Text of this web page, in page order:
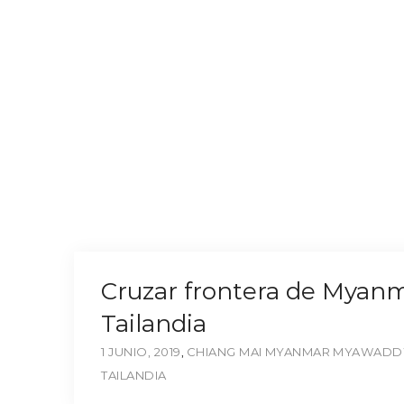
Cruzar frontera de
Tailandia
1 JUNIO, 2019 CHIANG MAI MYANMAR
TAILANDIA